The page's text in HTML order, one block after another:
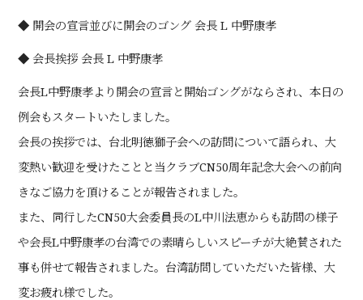
◆ 開会の宣言並びに開会のゴング 会長 L 中野康孝
◆ 会長挨拶 会長 L 中野康孝
会長L中野康孝より開会の宣言と開始ゴングがならされ、本日の
例会もスタートいたしました。
会長の挨拶では、台北明徳獅子会への訪問について語られ、大
変熱い歓迎を受けたことと当クラブCN50周年記念大会への前向
きなご協力を頂けることが報告されました。
また、同行したCN50大会委員長のL中川法恵からも訪問の様子
や会長L中野康孝の台湾での素晴らしいスピーチが大絶賛された
事も併せて報告されました。台湾訪問していただいた皆様、大
変お疲れ様でした。